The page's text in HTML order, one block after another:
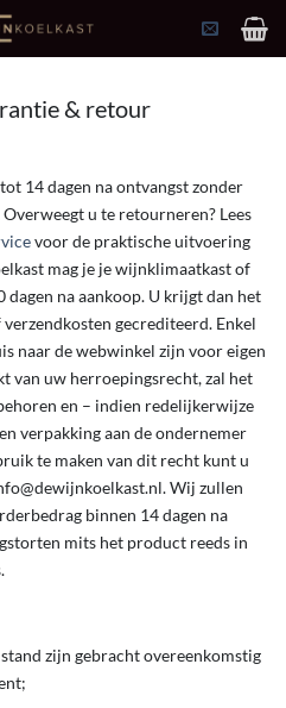
& retour
14 dagen na ontvangst zonder
u te retourneren? Lees
voor de praktische uitvoering
mag je je wijnklimaatkast of
na aankoop. U krijgt dan het
gecrediteerd. Enkel
naar de webwinkel zijn voor eigen
van uw herroepingsrecht, zal het
en – indien redelijkerwijze
verpakking aan de ondernemer
te maken van dit recht kunt u
Wij zullen
binnen 14 dagen na
mits het product reeds in
zijn gebracht overeenkomstig